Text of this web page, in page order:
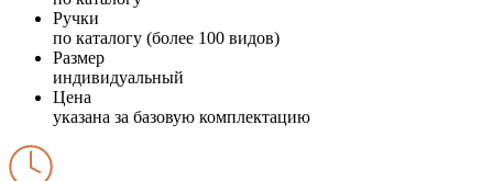
Ручки
по каталогу (более 100 видов)
Размер
индивидуальный
Цена
указана за базовую комплектацию